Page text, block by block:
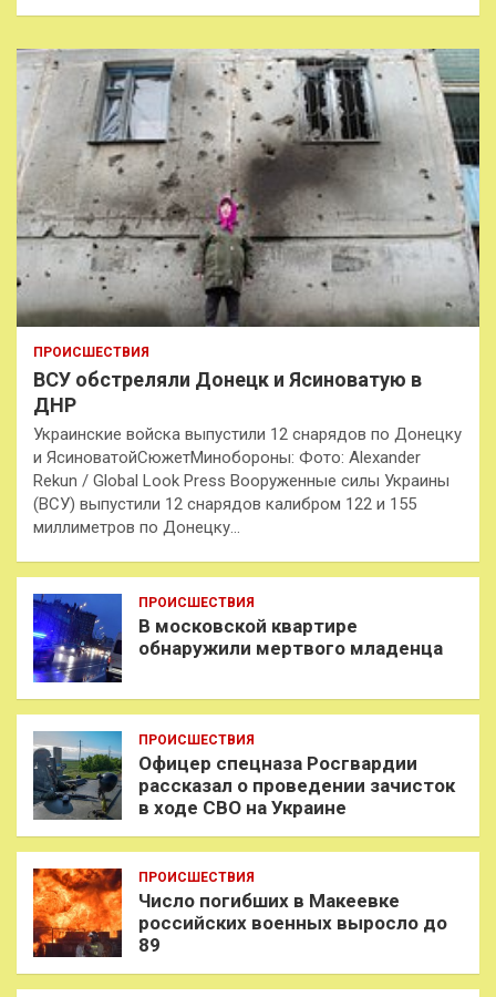
ПРОИСШЕСТВИЯ
ВСУ обстреляли Донецк и Ясиноватую в
ДНР
Украинские войска выпустили 12 снарядов по Донецку
и ЯсиноватойСюжетМинобороны: Фото: Alexander
Rekun / Global Look Press Вооруженные силы Украины
(ВСУ) выпустили 12 снарядов калибром 122 и 155
миллиметров по Донецку…
ПРОИСШЕСТВИЯ
В московской квартире
обнаружили мертвого младенца
ПРОИСШЕСТВИЯ
Офицер спецназа Росгвардии
рассказал о проведении зачисток
в ходе СВО на Украине
ПРОИСШЕСТВИЯ
Число погибших в Макеевке
российских военных выросло до
89